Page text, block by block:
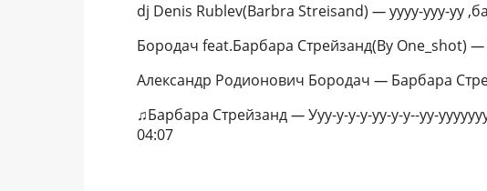
dj Denis Rublev(Barbra Streisand) —уууу-ууу-уу
Бородач feat.Барбара Стрейзанд(By One_shot) —
Александр Родионович Бородач — Барбара
♫Барбара Стрейзанд—Ууу-у-у-у-уу-у-у--уу-
04:07